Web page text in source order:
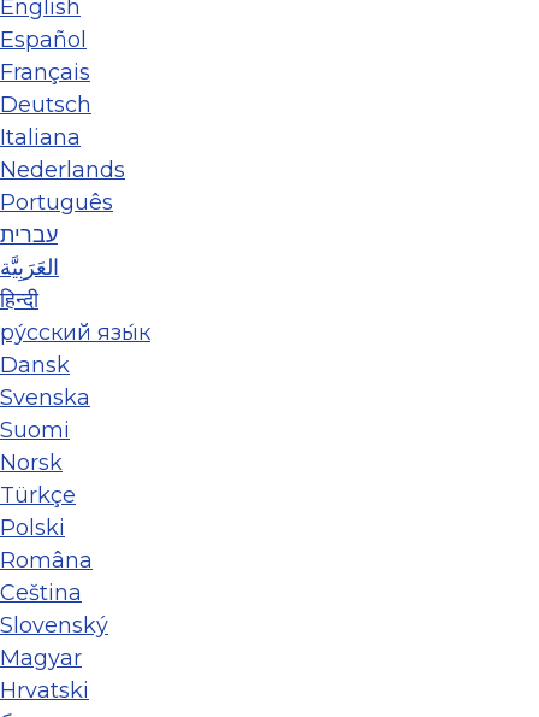
English
Español
Français
Deutsch
Italiana
Nederlands
Português
עברית
العَرَبِيَّة
हिन्दी
ру́сский язы́к
Dansk
Svenska
Suomi
Norsk
Türkçe
Polski
Româna
Ceština
Slovenský
Magyar
Hrvatski